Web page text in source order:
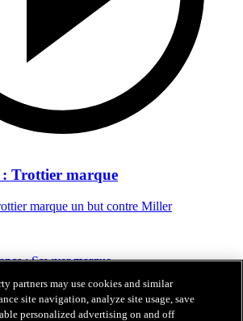
: Trottier marque
marque un but contre Miller
partners may use cookies and similar
site navigation, analyze site usage, save
personalized advertising on and off